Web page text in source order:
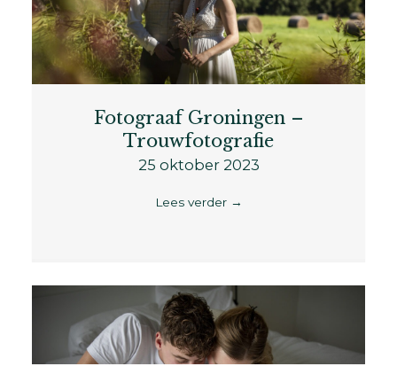
Fotograaf Groningen –
Trouwfotografie
25 oktober 2023
Lees verder →